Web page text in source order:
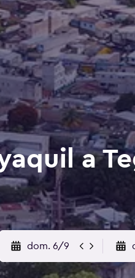
a
dom. 6/9